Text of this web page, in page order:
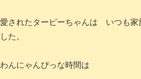
愛されたターピーちゃんは いつも家
した。
わんにゃんぴっな時間は